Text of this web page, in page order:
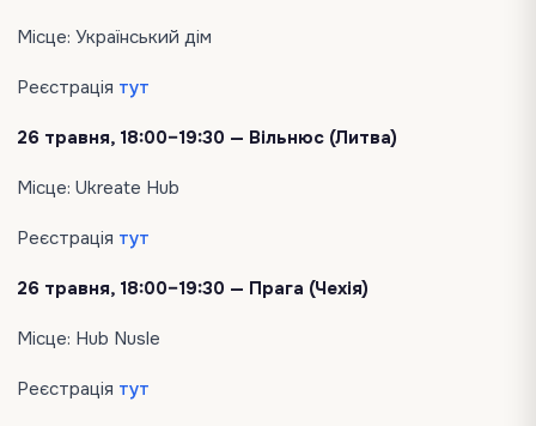
Місце: Український дім
Реєстрація тут
26 травня, 18:00–19:30 — Вільнюс (Литва)
Місце: Ukreate Hub
Реєстрація тут
26 травня, 18:00–19:30 — Прага (Чехія)
Місце: Hub Nusle
Реєстрація тут